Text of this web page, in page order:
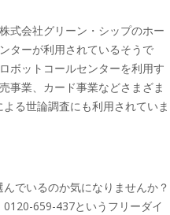
式会社グリーン・シップのホー
ターが利用されているそうで
ボットコールセンターを利用す
事業、カード事業などさまざま
る世論調査にも利用されていま
でいるのか気になりませんか？
659-437というフリーダイ